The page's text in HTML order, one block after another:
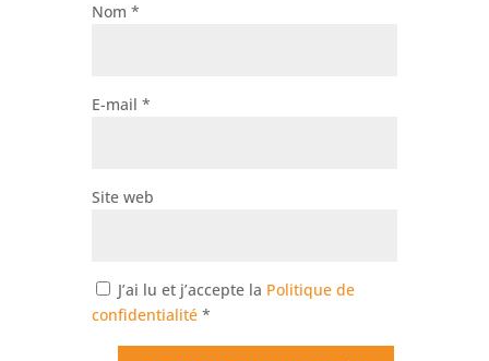
Nom *
E-mail *
Site web
J’ai lu et j’accepte la Politique de
confidentialité *